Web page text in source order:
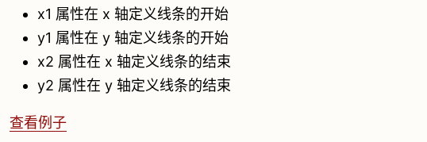
x1 属性在 x 轴定义线条的开始
y1 属性在 y 轴定义线条的开始
x2 属性在 x 轴定义线条的结束
y2 属性在 y 轴定义线条的结束
查看例子